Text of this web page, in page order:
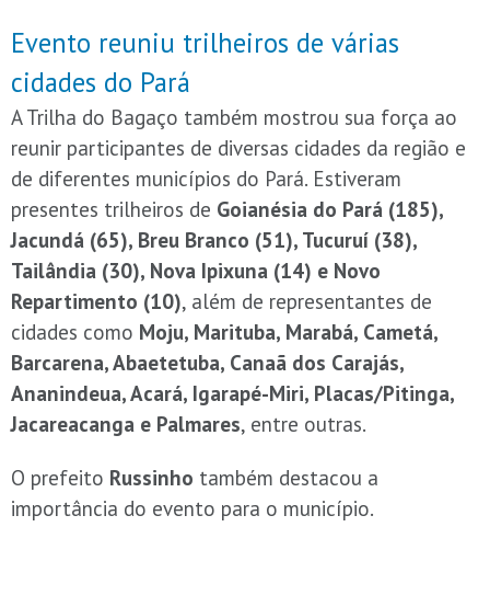
Evento reuniu trilheiros de várias
cidades do Pará
A Trilha do Bagaço também mostrou sua força ao
reunir participantes de diversas cidades da região e
de diferentes municípios do Pará. Estiveram
presentes trilheiros de Goianésia do Pará (185),
Jacundá (65), Breu Branco (51), Tucuruí (38),
Tailândia (30), Nova Ipixuna (14) e Novo
Repartimento (10), além de representantes de
cidades como Moju, Marituba, Marabá, Cametá,
Barcarena, Abaetetuba, Canaã dos Carajás,
Ananindeua, Acará, Igarapé-Miri, Placas/Pitinga,
Jacareacanga e Palmares, entre outras.
O prefeito Russinho também destacou a
importância do evento para o município.